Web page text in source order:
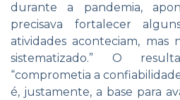
durante a pandemia,
precisava fortalecer
atividades aconteciam, mas
sistematizado.” O
“comprometia a
é, justamente, a base para